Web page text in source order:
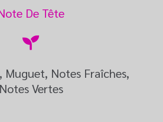
De Tête
Muguet, Notes Fraîches,
Notes Vertes